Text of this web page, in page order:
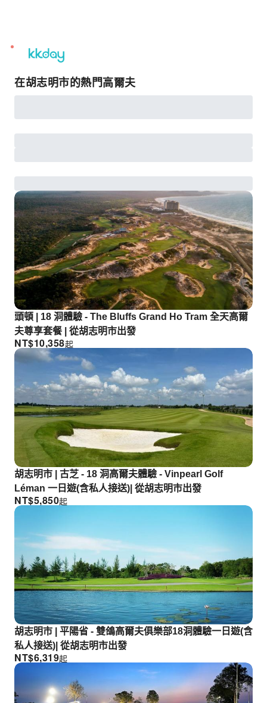
unread
notifications
在胡志明市的熱門高爾夫
頭頓 | 18 洞體驗 - The Bluffs Grand Ho Tram 全天高爾
夫尊享套餐 | 從胡志明市出發
NT$10,358起
胡志明市 | 古芝 - 18 洞高爾夫體驗 - Vinpearl Golf
Léman 一日遊(含私人接送)| 從胡志明市出發
NT$5,850起
胡志明市 | 平陽省 - 雙鴿高爾夫俱樂部18洞體驗一日遊(含
私人接送)| 從胡志明市出發
NT$6,319起